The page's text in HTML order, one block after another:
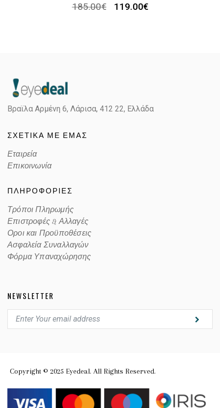
185.00€ 119.00€
Βραϊλα Αρμένη 6, Λάρισα, 412 22, Ελλάδα
ΣΧΕΤΙΚΑ ΜΕ ΕΜΑΣ
Εταιρεία
Επικοινωνία
ΠΛΗΡΟΦΟΡΙΕΣ
Τρόποι Πληρωμής
Επιστροφές & Αλλαγές
Οροι και Προϋποθέσεις
Ασφαλεία Συναλλαγών
Φόρμα Υπαναχώρησης
NEWSLETTER
Copyright © 2025 Eyedeal. All Rights Reserved.